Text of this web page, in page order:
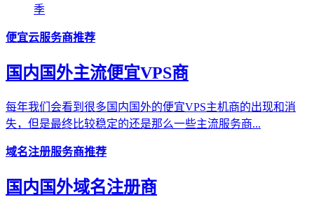
季
便宜云服务商推荐
国内国外主流便宜VPS商
每年我们会看到很多国内国外的便宜VPS主机商的出现和消
失，但是最终比较稳定的还是那么一些主流服务商...
域名注册服务商推荐
国内国外域名注册商